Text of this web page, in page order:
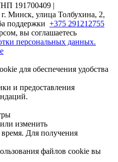
191700409 |
Минск, улица Толбухина, 2,
поддержки +375 291212755
вы соглашаетесь
персональных данных.
для обеспечения удобства
и предоставления
изменить
время. Для получения
файлов cookie вы